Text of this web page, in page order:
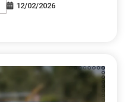
12/02/2026